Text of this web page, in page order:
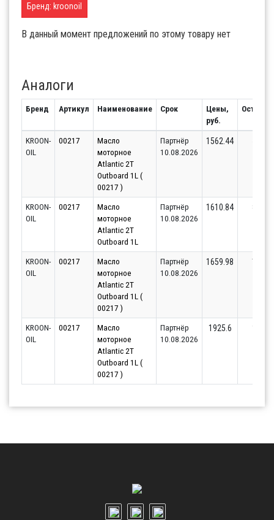
Бренд: kroonoil
В данный момент предложений по этому товару нет
Аналоги
Бренд Артикул Наименование Срок
Цены,
руб.
Остаток
KROON-
OIL
00217
Масло
моторное
Atlantic 2T
Outboard 1L (
00217 )
Партнёр
10.08.2026
1562.44
KROON-
OIL
00217
Масло
моторное
Atlantic 2T
Outboard 1L
Партнёр
10.08.2026
1610.84 84
KROON-
OIL
00217
Масло
моторное
Atlantic 2T
Outboard 1L (
00217 )
Партнёр
10.08.2026
1659.98 70
KROON-
OIL
00217
Масло
моторное
Atlantic 2T
Outboard 1L (
00217 )
Партнёр
10.08.2026
1925.6 12